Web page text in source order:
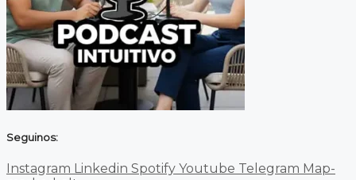
Seguinos:
Instagram Linkedin Spotify Youtube Telegram Map-